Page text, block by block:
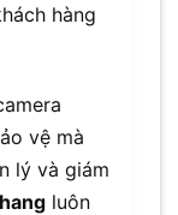
hàng
vệ mà
lý và giám
luôn